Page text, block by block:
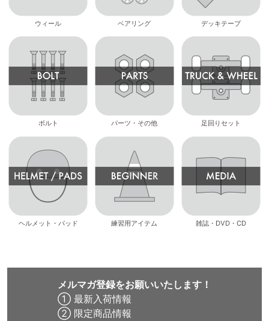
ウィール ベアリング デッキテープ
ボルト パーツ・その他 足回りセット
ヘルメット・パッド 練習用アイテム 雑誌・DVD・CD
メルマガ登録をお願いいたします！
① 最新入荷情報
② 限定商品情報